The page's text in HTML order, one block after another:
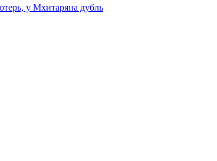
у Мхитаряна дубль